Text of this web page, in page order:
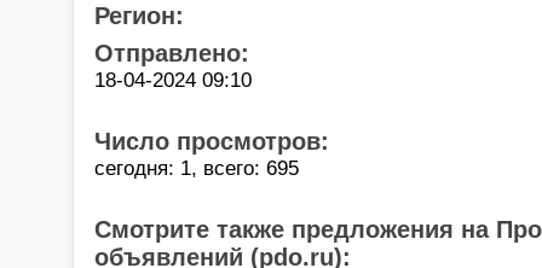
Регион:
Отправлено:
18-04-2024 09:10
Число просмотров:
сегодня: 1, всего: 695
Смотрите также предложения на
объявлений (pdo.ru):